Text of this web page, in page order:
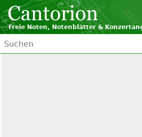
Freie Noten, Notenblätter &